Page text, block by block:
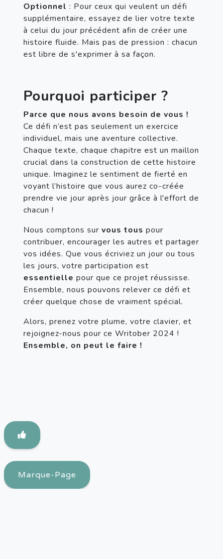
Optionnel : Pour ceux qui veulent un défi
supplémentaire, essayez de lier votre texte
à celui du jour précédent afin de créer une
histoire fluide. Mais pas de pression : chacun
est libre de s'exprimer à sa façon.
Pourquoi participer ?
Parce que nous avons besoin de vous !
Ce défi n’est pas seulement un exercice
individuel, mais une aventure collective.
Chaque texte, chaque chapitre est un maillon
crucial dans la construction de cette histoire
unique. Imaginez le sentiment de fierté en
voyant l’histoire que vous aurez co-créée
prendre vie jour après jour grâce à l'effort de
chacun !
Nous comptons sur vous tous pour
contribuer, encourager les autres et partager
vos idées. Que vous écriviez un jour ou tous
essentielle pour que ce projet réussisse.
Ensemble, nous pouvons relever ce défi et
créer quelque chose de vraiment spécial.
Alors, prenez votre plume, votre clavier, et
Ensemble, on peut le faire !
Marque-Page